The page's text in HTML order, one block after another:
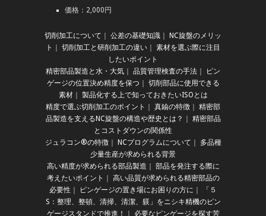
価格：2,000円
切削加工について 公差の基礎知識
NC旋盤のメリッ
ト
切削加工と研削加工の違い
素材を選ぶ際に注目
したいポイント
精密部品製造と水・大気
品質管理検査の手法
ピン
ゲージの位置決め精度を保つ
切削部品に使用できる
素材｜ 製品化する上で知っておきたいISOとは
精度で選ぶ切削加工のポイント
真鍮の特徴
精密部
品製造を支えるNC旋盤の構造や歴史とは？
精密部品
とコストダウンの関係性
ジュラコン®の特徴｜ NCプログラムについて
多品種
少量生産が求められる背景
高い精度が求められる部品製造
部品を発注する際に
考えたいポイント
高い品質が求められる精密部品の
必要性
ピンゲージの置き場にお困りの方に
「５
S：整理、整頓、清掃、清潔、躾」をニシキ精機のピン
ゲージスタンドで推進！
必要なピンゲージを探す苦